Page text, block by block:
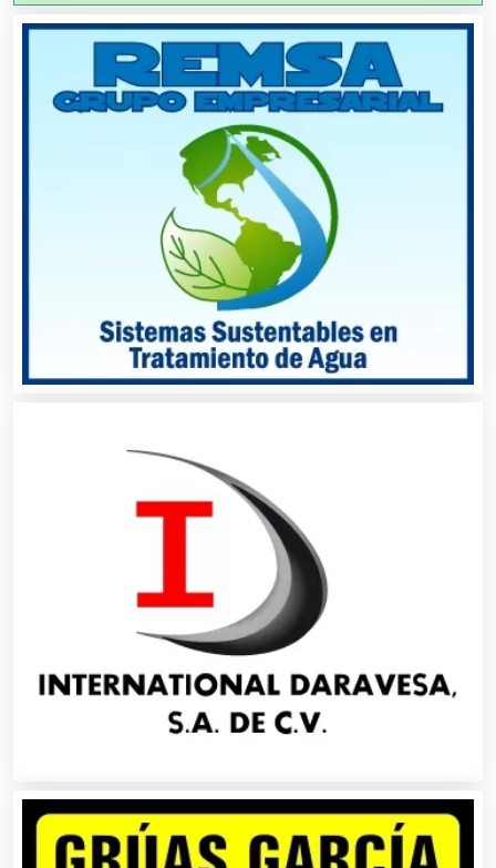
Alarmas
Alimentos
Almacenaje
Alquiler de Autos
Alquiler de Sillas y Mesas
Alquiler de Trajes de Etiqueta
Ambulancias